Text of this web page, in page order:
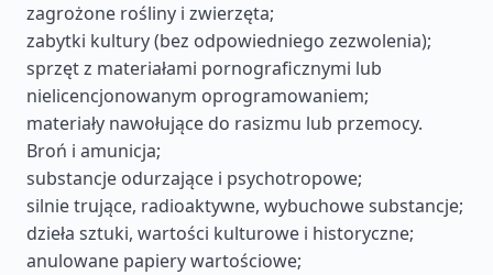
zagrożone rośliny i zwierzęta;
zabytki kultury (bez odpowiedniego zezwolenia);
sprzęt z materiałami pornograficznymi lub
nielicencjonowanym oprogramowaniem;
materiały nawołujące do rasizmu lub przemocy.
Broń i amunicja;
substancje odurzające i psychotropowe;
silnie trujące, radioaktywne, wybuchowe substancje;
dzieła sztuki, wartości kulturowe i historyczne;
anulowane papiery wartościowe;